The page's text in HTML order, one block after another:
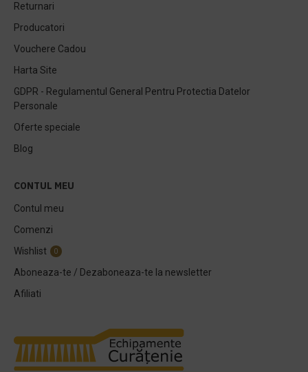
Returnari
Producatori
Vouchere Cadou
Harta Site
GDPR - Regulamentul General Pentru Protectia Datelor
Personale
Oferte speciale
Blog
CONTUL MEU
Contul meu
Comenzi
Wishlist
0
Aboneaza-te / Dezaboneaza-te la newsletter
Afiliati